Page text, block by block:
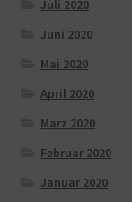
Juli 2020
Juni 2020
Mai 2020
April 2020
März 2020
Februar 2020
Januar 2020